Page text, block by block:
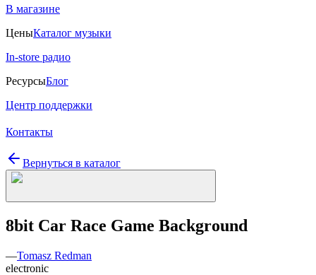
В магазине
ЦеныКаталог музыки
In-store радио
РесурсыБлог
Центр поддержки
Контакты
Вернуться в каталог
8bit Car Race Game Background
—Tomasz Redman
electronic